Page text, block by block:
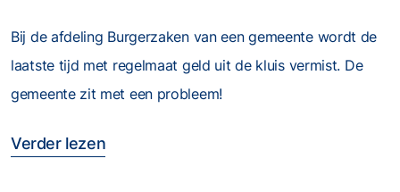
Bij de afdeling Burgerzaken van een gemeente wordt de
laatste tijd met regelmaat geld uit de kluis vermist. De
gemeente zit met een probleem!
Verder lezen